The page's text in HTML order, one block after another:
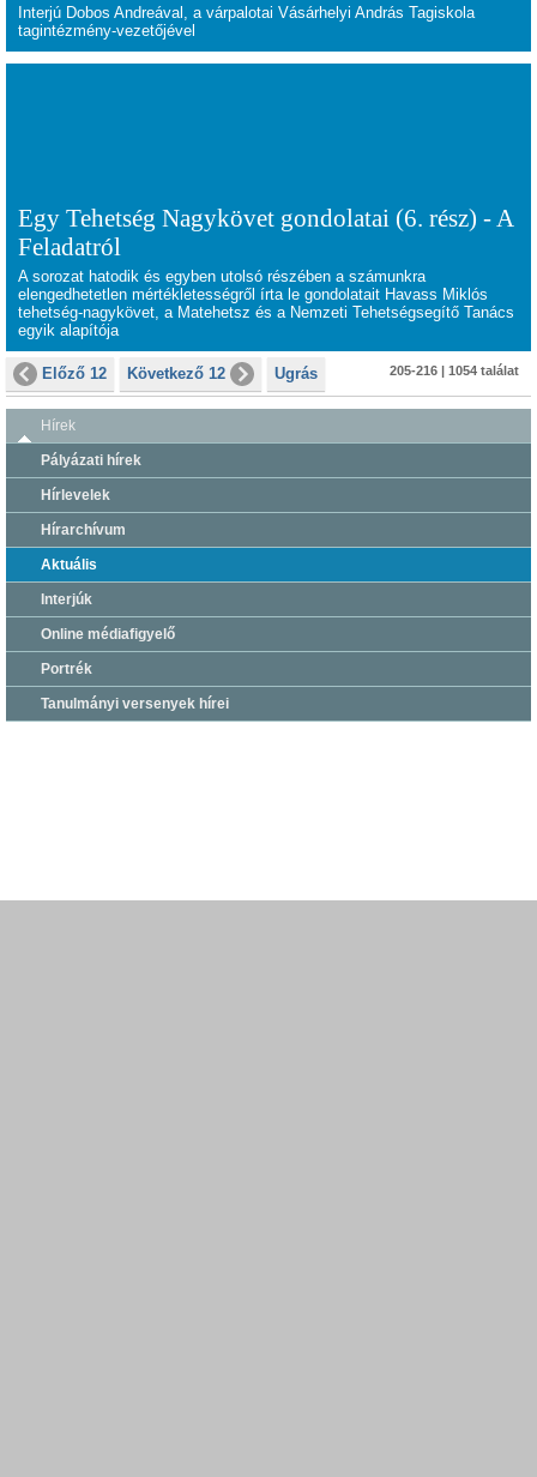
Interjú Dobos Andreával, a várpalotai Vásárhelyi András Tagiskola
tagintézmény-vezetőjével
Egy Tehetség Nagykövet gondolatai (6. rész) - A
Feladatról
A sorozat hatodik és egyben utolsó részében a számunkra
elengedhetetlen mértékletességről írta le gondolatait Havass Miklós
tehetség-nagykövet, a Matehetsz és a Nemzeti Tehetségsegítő Tanács
egyik alapítója
Előző 12 Következő 12 Ugrás 205-216 | 1054 találat
Hírek
Pályázati hírek
Hírlevelek
Hírarchívum
Aktuális
Interjúk
Online médiafigyelő
Portrék
Tanulmányi versenyek hírei